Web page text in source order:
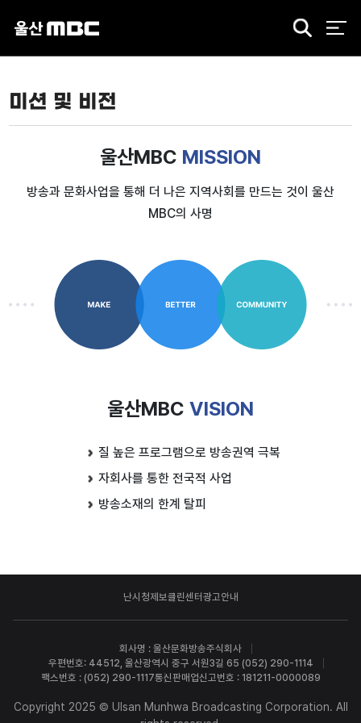
검
미션 및 비전
울산MBC MISSION
방송과 문화사업을 통해 더 나은 지역사회를 만드는 것이 울산
MBC의 사명
울산MBC VISION
질 높은 프로그램으로 방송권역 극복
자회사를 통한 전국적 사업
방송소재의 한계 탈피
난시청제보클린센터광고안내
회사명 : 울산문화방송주식회사
우편번호: 44512, 울산광역시 중구 서원3길 65 (052) 290-1114
팩스번호 : (052) 290-1117통신판매업신고번호 : 181211-0000089
Copyright 2025 © Ulsan Munhwa Broadcasting Corporation. All